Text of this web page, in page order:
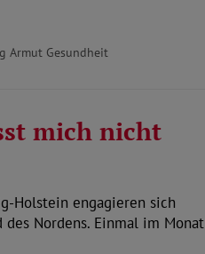
Armut Gesundheit
mich nicht
Holstein engagieren sich
Nordens. Einmal im Monat